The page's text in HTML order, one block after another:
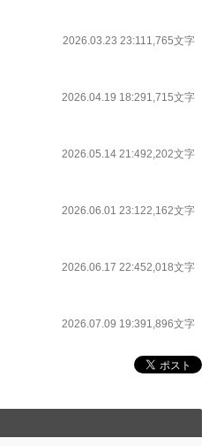
2026.03.23 23:111,765文字
2026.04.19 18:291,715文字
2026.05.14 21:492,202文字
2026.06.01 23:122,162文字
2026.06.17 22:452,018文字
2026.07.09 19:391,896文字